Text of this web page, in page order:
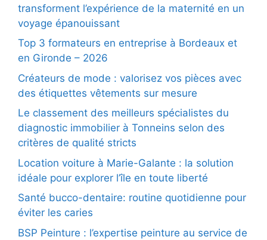
transforment l’expérience de la maternité en un
voyage épanouissant
Top 3 formateurs en entreprise à Bordeaux et
en Gironde – 2026
Créateurs de mode : valorisez vos pièces avec
des étiquettes vêtements sur mesure
Le classement des meilleurs spécialistes du
diagnostic immobilier à Tonneins selon des
critères de qualité stricts
Location voiture à Marie-Galante : la solution
idéale pour explorer l’île en toute liberté
Santé bucco-dentaire: routine quotidienne pour
éviter les caries
BSP Peinture : l’expertise peinture au service de